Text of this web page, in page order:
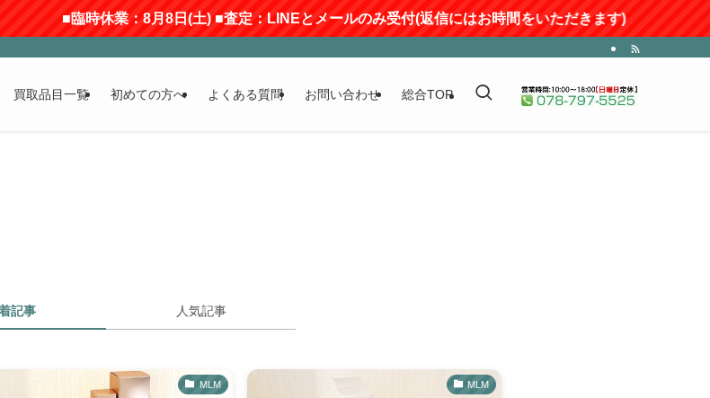
■臨時休業：8月8日(土) ■査定：LINEとメールのみ受付(返信にはお時間をいただきます)
買取品目一覧 初めての方へ よくある質問 お問い合わせ 総合TOP
記事 人気記事
MLM MLM